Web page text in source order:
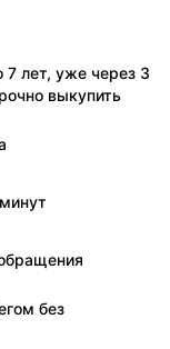
лет, уже через 3
выкупить
без